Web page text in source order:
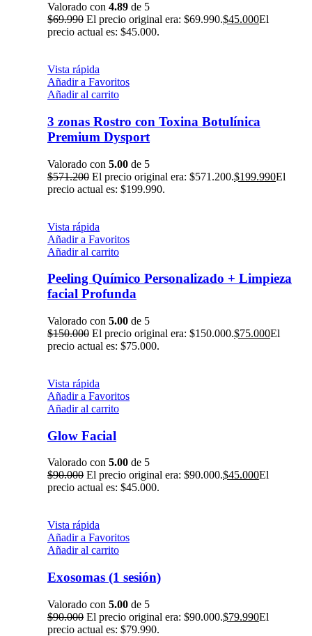
Valorado con 4.89 de 5
$69.990 El precio original era: $69.990.$45.000El
precio actual es: $45.000.
Vista rápida
Añadir a Favoritos
Añadir al carrito
3 zonas Rostro con Toxina Botulínica
Premium Dysport
Valorado con 5.00 de 5
$571.200 El precio original era: $571.200.$199.990El
precio actual es: $199.990.
Vista rápida
Añadir a Favoritos
Añadir al carrito
Peeling Químico Personalizado + Limpieza
facial Profunda
Valorado con 5.00 de 5
$150.000 El precio original era: $150.000.$75.000El
precio actual es: $75.000.
Vista rápida
Añadir a Favoritos
Añadir al carrito
Glow Facial
Valorado con 5.00 de 5
$90.000 El precio original era: $90.000.$45.000El
precio actual es: $45.000.
Vista rápida
Añadir a Favoritos
Añadir al carrito
Exosomas (1 sesión)
Valorado con 5.00 de 5
$90.000 El precio original era: $90.000.$79.990El
precio actual es: $79.990.